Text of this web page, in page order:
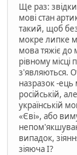
Ще раз: звідки
мові стан
такий, щоб
мокре липке
мова тяжіє
рівному
з'являються.
назразок -ець
російській,
українській
«Єві», або
випадок,
зіяюча І?